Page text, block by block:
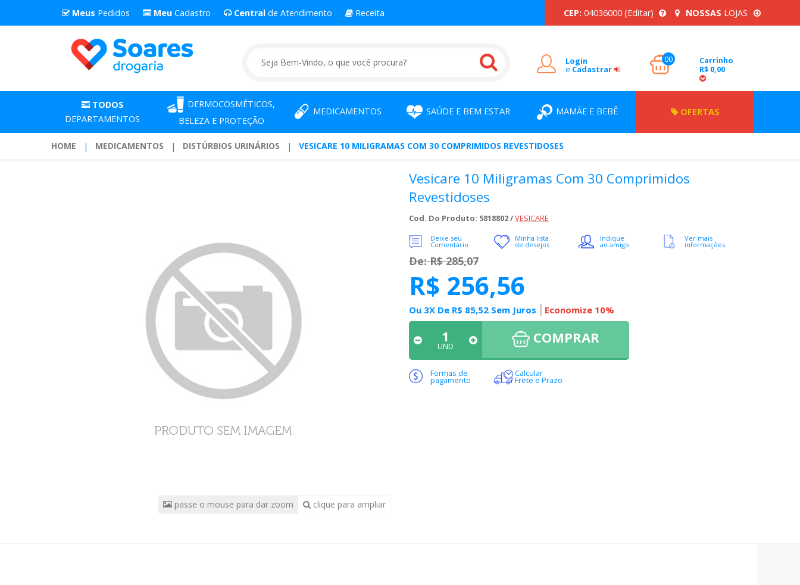
Meus Pedidos Meu Cadastro Central de Atendimento Receita CEP: 04036000 (Editar) NOSSAS LOJAS
Login
e Cadastrar
00
Carrinho
R$ 0,00
TODOS
DEPARTAMENTOS
DERMOCOSMÉTICOS,
BELEZA E PROTEÇÃO
MEDICAMENTOS SAÚDE E BEM ESTAR MAMÃE E BEBÊ OFERTAS
HOME MEDICAMENTOS DISTÚRBIOS URINÁRIOS VESICARE 10 MILIGRAMAS COM 30 COMPRIMIDOS REVESTIDOSES
passe o mouse para dar zoom clique para ampliar
Vesicare 10 Miligramas Com 30 Comprimidos
Revestidoses
Cod. Do Produto: 5818802 /VESICARE
Deixe seu
Comentário
Minha lista
de desejos
Indique
ao amigo
Ver mais
informações
De: R$ 285,07
R$ 256,56
Ou 3X De R$ 85,52 Sem Juros Economize 10%
UND COMPRAR
Formas de
pagamento
Calcular
Frete e Prazo